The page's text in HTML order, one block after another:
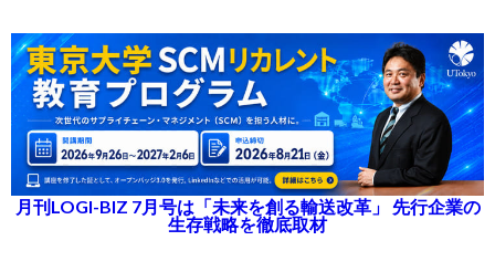
月刊LOGI-BIZ 7月号は「未来を創る輸送改革」 先行企業の
生存戦略を徹底取材